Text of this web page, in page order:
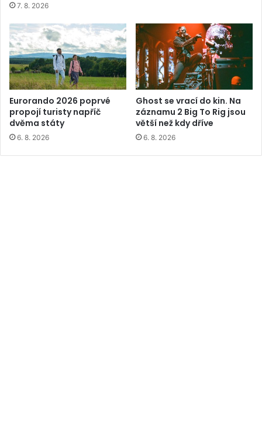
7. 8. 2026
Eurorando 2026 poprvé
propojí turisty napříč
dvěma státy
6. 8. 2026
Ghost se vrací do kin. Na
záznamu 2 Big To Rig jsou
větší než kdy dříve
6. 8. 2026